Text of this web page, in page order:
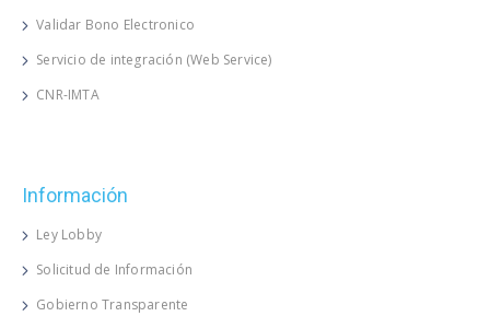
Validar Bono Electronico
Servicio de integración (Web Service)
CNR-IMTA
Información
Ley Lobby
Solicitud de Información
Gobierno Transparente